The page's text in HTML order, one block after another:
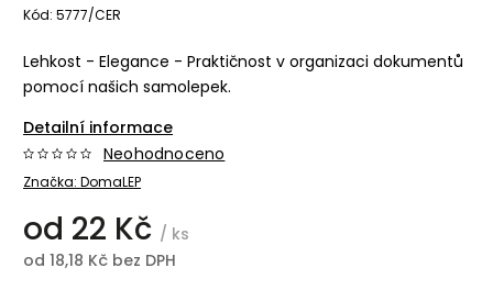
Kód: 5777/CER
Lehkost - Elegance - Praktičnost v organizaci dokumentů
pomocí našich samolepek.
Detailní informace
Značka: DomaLEP
Neohodnoceno
od 22 Kč / ks
od 18,18 Kč bez DPH